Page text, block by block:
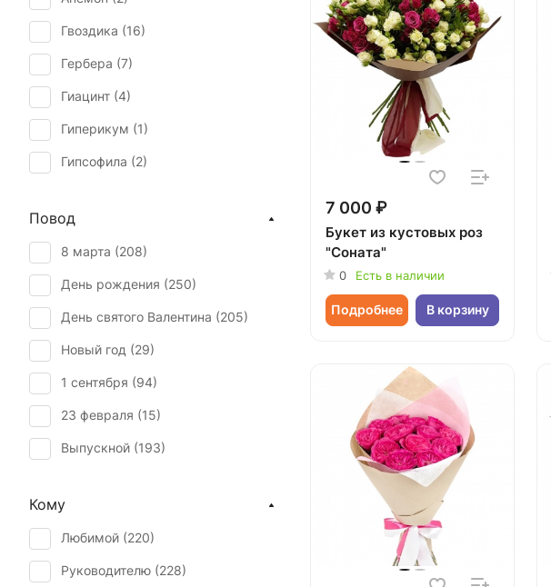
7 000 ₽
Букет из кустовых роз
"Соната"
0 Есть в наличии
Подробнее В корзину
Гвоздика (16)
Гербера (7)
Гиацинт (4)
Гиперикум (1)
Гипсофила (2)
Ирис (
Калла (1 )
Лилия (1)
Мимоза (1)
Орхидея (3)
Пион (20)
Подсолнух ( 10)
Ранункулюс (4)
Повод
8 марта (208)
День рождения (250)
День святого Валентина (205)
Новый год (29)
1 сентября (94)
23 февраля (15)
Выпускной (193)
День учителя (
Пасха (10 )
Первое свидание (247
Кому
Любимой (220)
Руководителю (228)